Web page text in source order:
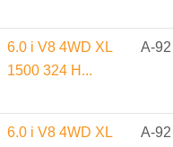
6.0 i V8 4WD XL
1500 324 H...
A-92
6.0 i V8 4WD XL
A-92